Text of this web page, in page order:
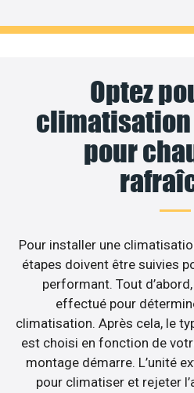
Optez
pour
Pour installer une
étapes doivent être suivies
performant. Tout
effectué pour
climatisation. Après cela, le
est choisi en fonction de
montage démarre. L’unité
pour climatiser et rejeter